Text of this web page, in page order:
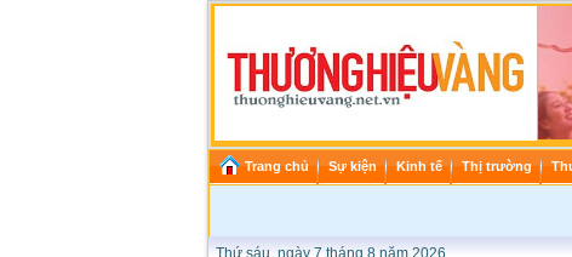
Trang chủ Sự kiện Kinh tế Thị trường
Thứ sáu, ngày 7 tháng 8 năm 2026